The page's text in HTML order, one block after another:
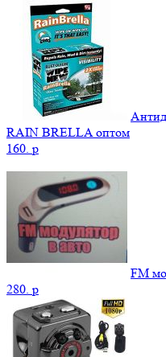
RAIN BRELLA оптом
160. p
FM
280. p